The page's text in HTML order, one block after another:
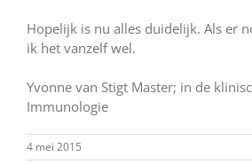
Hopelijk is nu alles duidelijk. Als er
ik het vanzelf wel.
Yvonne van Stigt Master; in de
Immunologie
4 mei 2015